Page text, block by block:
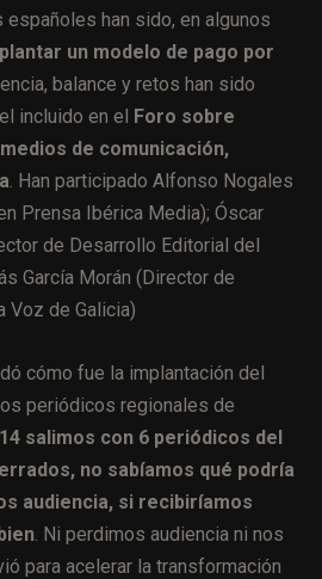
han sido, en algunos
un modelo de pago por
balance y retos han sido
incluido en el Foro sobre
de comunicación,
. Han participado Alfonso Nogales
Prensa Ibérica Media); Óscar
de Desarrollo Editorial del
García Morán (Director de
Voz de Galicia)
cómo fue la implantación del
periódicos regionales de
salimos con 6 periódicos del
no sabíamos qué podría
audiencia, si recibiríamos
. Ni perdimos audiencia ni nos
para acelerar la transformación